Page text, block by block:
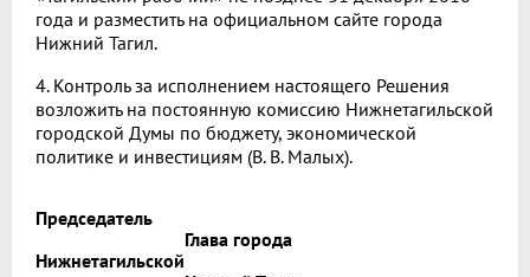
года и разместить на официальном сайте города
Нижний Тагил.
4. Контроль за исполнением настоящего Решения
возложить на постоянную комиссию Нижнетагильской
городской Думы по бюджету, экономической
политике и инвестициям (В. В. Малых).
Председатель
Нижнетагильской
Глава города